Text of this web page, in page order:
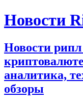
Новости
Новости рипл
аналитика,
обзоры